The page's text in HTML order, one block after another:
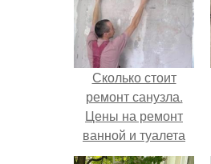
Сколько стоит
ремонт санузла.
Цены на ремонт
ванной и туалета
под ключ по этапам